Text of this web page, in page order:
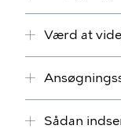
Værd at
Sådan